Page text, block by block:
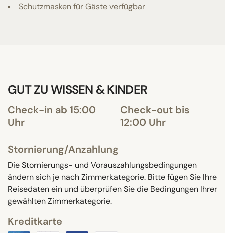
Schutzmasken für Gäste verfügbar
GUT ZU WISSEN & KINDER
Check-in ab 15:00
Uhr
Check-out bis
12:00 Uhr
Stornierung/Anzahlung
Die Stornierungs- und Vorauszahlungsbedingungen
ändern sich je nach Zimmerkategorie. Bitte fügen Sie Ihre
Reisedaten ein und überprüfen Sie die Bedingungen Ihrer
gewählten Zimmerkategorie.
Kreditkarte